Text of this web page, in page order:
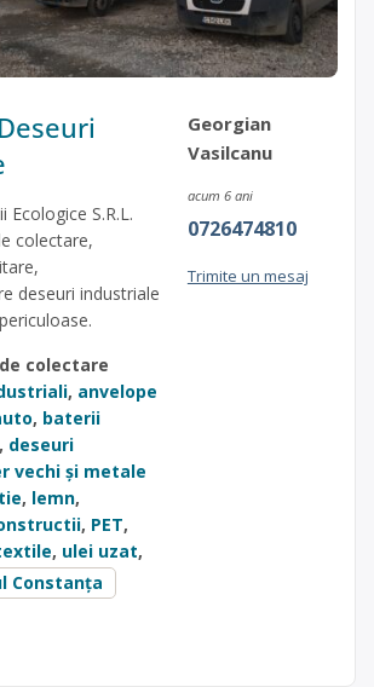
Ecologice S.R.L.
colectare,
deseuri industriale
colectare
, anvelope
, baterii
, deseuri
vechi și metale
, lemn,
, PET,
, ulei uzat,
Constanța
Georgian
Vasilcanu
acum 6 ani
0726474810
Trimite un mesaj